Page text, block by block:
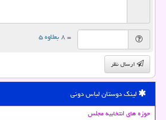
= ۸ بعلاوه ۵
ارسال نظر
لینک دوستان لباس دونی
حوزه های انتخابیه مجلس